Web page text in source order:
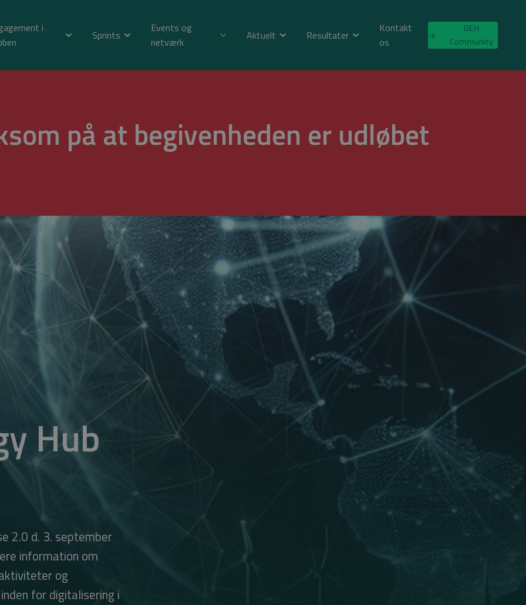
i
Sprints
Events og
netværk
Aktuelt Resultater
Kontakt
os
DEH
Community
på at begivenheden er udløbet
Hub
2.0 d. 3. september
information om
og
for digitalisering i